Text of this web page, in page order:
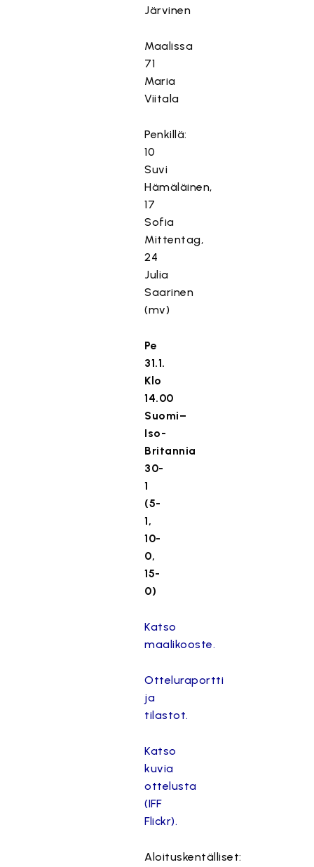
Järvinen
Maalissa
71
Maria
Viitala
Penkillä:
10
Suvi
Hämäläinen,
17
Sofia
Mittentag,
24
Julia
Saarinen
(mv)
Pe
31.1.
Klo
14.00
Suomi–
Iso-
Britannia
30-
1
(5-
1,
10-
0,
15-
0)
Katso
maalikooste.
Otteluraportti
ja
tilastot.
Katso
kuvia
ottelusta
(IFF
Flickr).
Aloituskentälliset: